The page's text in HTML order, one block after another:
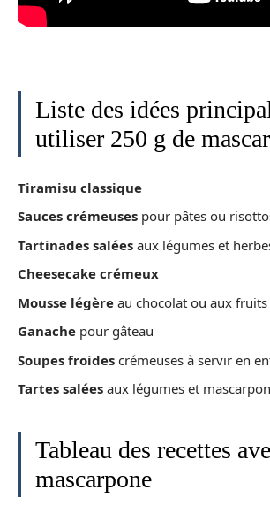
Liste des idées
utiliser 250 g de
Tiramisu classique
Sauces crémeuses pour pâtes ou
Tartinades salées aux légumes et
Cheesecake crémeux
Mousse légère au chocolat ou aux fruits
Ganache pour gâteau
Soupes froides crémeuses à servir en
Tartes salées aux légumes et
Tableau des recettes
mascarpone